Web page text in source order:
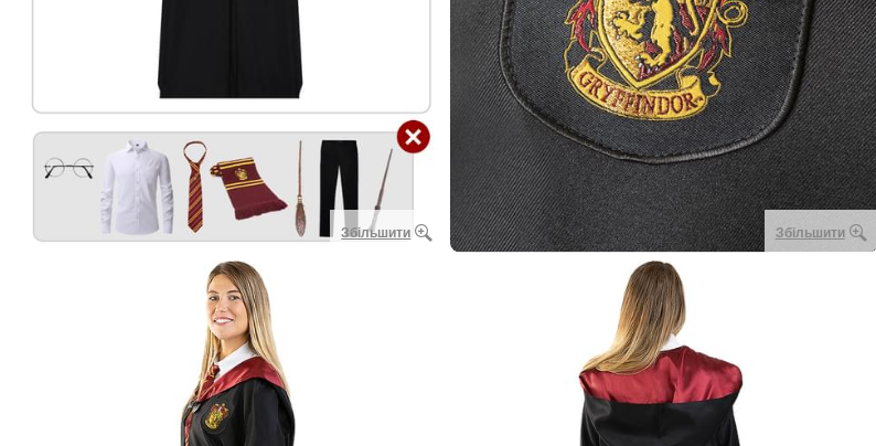
Збільшити Збільшити